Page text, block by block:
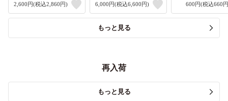
2,600円(税込2,860円) 6,000円(税込6,600円) 600円(税込660
もっと見る
再入荷
もっと見る